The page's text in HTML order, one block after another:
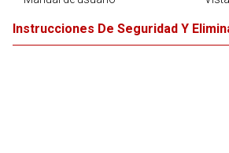
Instrucciones De Seguridad Y